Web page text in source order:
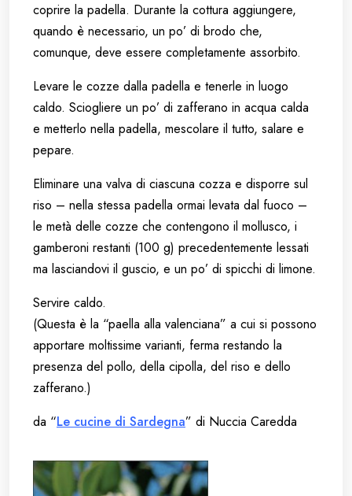
coprire la padella. Durante la cottura aggiungere,
quando è necessario, un po’ di brodo che,
comunque, deve essere completamente assorbito.
Levare le cozze dalla padella e tenerle in luogo
caldo. Sciogliere un po’ di zafferano in acqua calda
e metterlo nella padella, mescolare il tutto, salare e
pepare.
Eliminare una valva di ciascuna cozza e disporre sul
riso – nella stessa padella ormai levata dal fuoco –
le metà delle cozze che contengono il mollusco, i
gamberoni restanti (100 g) precedentemente lessati
ma lasciandovi il guscio, e un po’ di spicchi di limone.
Servire caldo.
(Questa è la “paella alla valenciana” a cui si possono
apportare moltissime varianti, ferma restando la
presenza del pollo, della cipolla, del riso e dello
zafferano.)
da “Le cucine di Sardegna” di Nuccia Caredda